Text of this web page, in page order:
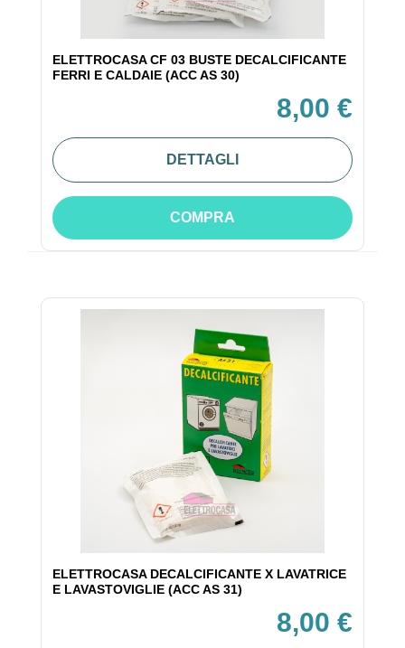
ELETTROCASA CF 03 BUSTE DECALCIFICANTE
FERRI E CALDAIE (ACC AS 30)
8,00 €
DETTAGLI
COMPRA
ELETTROCASA DECALCIFICANTE X LAVATRICE
E LAVASTOVIGLIE (ACC AS 31)
8,00 €